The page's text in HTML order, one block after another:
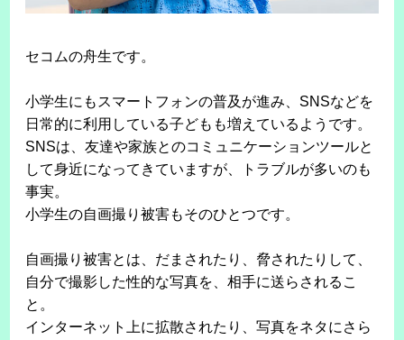
セコムの舟生です。
小学生にもスマートフォンの普及が進み、SNSなどを
日常的に利用している子どもも増えているようです。
SNSは、友達や家族とのコミュニケーションツールと
して身近になってきていますが、トラブルが多いのも
事実。
小学生の自画撮り被害もそのひとつです。
自画撮り被害とは、だまされたり、脅されたりして、
自分で撮影した性的な写真を、相手に送らされるこ
と。
インターネット上に拡散されたり、写真をネタにさら